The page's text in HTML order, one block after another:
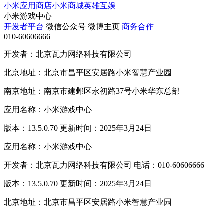
小米应用商店小米商城英雄互娱
小米游戏中心
开发者平台 微信公众号 微博主页 商务合作
010-60606666
开发者：北京瓦力网络科技有限公司
北京地址：北京市昌平区安居路小米智慧产业园
南京地址：南京市建邺区永初路37号小米华东总部
应用名称：小米游戏中心
版本：13.5.0.70 更新时间：2025年3月24日
应用名称：小米游戏中心
开发者：北京瓦力网络科技有限公司 电话：010-60606666
版本：13.5.0.70 更新时间：2025年3月24日
北京地址：北京市昌平区安居路小米智慧产业园